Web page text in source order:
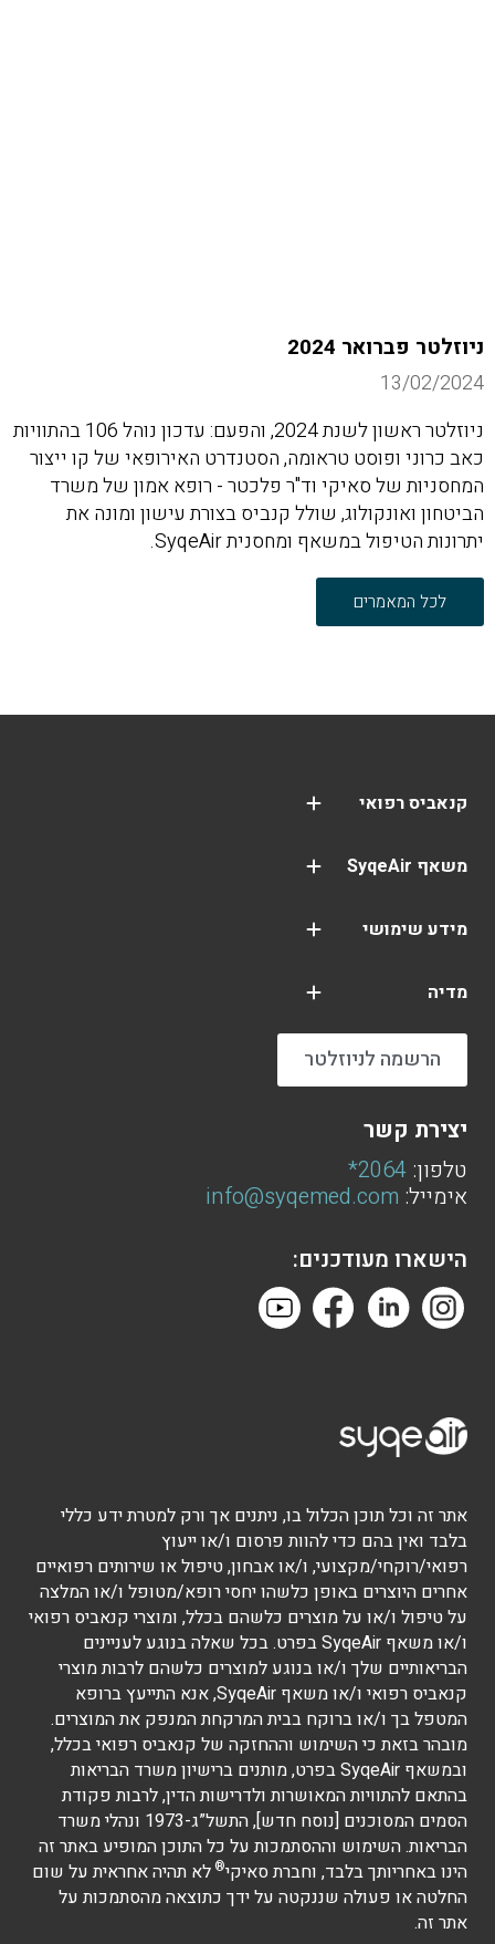
ניוזלטר פברואר 2024
13/02/2024
ניוזלטר ראשון לשנת 2024, והפעם: עדכון נוהל 106 בהתוויות
כאב כרוני ופוסט טראומה, הסטנדרט האירופאי של קו ייצור
המחסניות של סאיקי וד"ר פלכטר - רופא אמון של משרד
הביטחון ואונקולוג, שולל קנביס בצורת עישון ומונה את
יתרונות הטיפול במשאף ומחסנית SyqeAir.
לכל המאמרים
קנאביס רפואי
משאף SyqeAir
מידע שימושי
מדיה
הרשמה לניוזלטר
יצירת קשר
טלפון: 2064*
אימייל: info@syqemed.com
הישארו מעודכנים:
אתר זה וכל תוכן הכלול בו, ניתנים אך ורק למטרת ידע כללי
בלבד ואין בהם כדי להוות פרסום ו/או ייעוץ
רפואי/רוקחי/מקצועי, ו/או אבחון, טיפול או שירותים רפואיים
אחרים היוצרים באופן כלשהו יחסי רופא/מטופל ו/או המלצה
על טיפול ו/או על מוצרים כלשהם בכלל, ומוצרי קנאביס רפואי
ו/או משאף SyqeAir בפרט. בכל שאלה בנוגע לעניינים
הבריאותיים שלך ו/או בנוגע למוצרים כלשהם לרבות מוצרי
קנאביס רפואי ו/או משאף SyqeAir, אנא התייעץ ברופא
המטפל בך ו/או ברוקח בבית המרקחת המנפק את המוצרים.
מובהר בזאת כי השימוש וההחזקה של קנאביס רפואי בכלל,
ובמשאף SyqeAir בפרט, מותנים ברישיון משרד הבריאות
בהתאם להתוויות המאושרות ולדרישות הדין, לרבות פקודת
הסמים המסוכנים [נוסח חדש], התשל”ג-1973 ונהלי משרד
הבריאות. השימוש וההסתמכות על כל התוכן המופיע באתר זה
הינו באחריותך בלבד, וחברת סאיקי® לא תהיה אחראית על שום
החלטה או פעולה שננקטה על ידך כתוצאה מהסתמכות על
אתר זה.